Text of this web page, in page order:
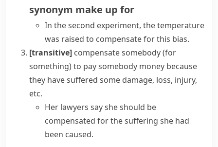
synonym make up for
In the second experiment, the temperature
was raised to compensate for this bias.
[transitive] compensate somebody (for
something)to pay somebody money because
they have suffered some damage, loss, injury,
etc.
Her lawyers say she should be
compensated for the suffering she had
been caused.